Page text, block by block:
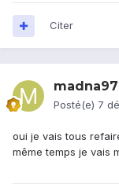
Citer
Posté(e) 7
oui je vais tous
même temps je vais